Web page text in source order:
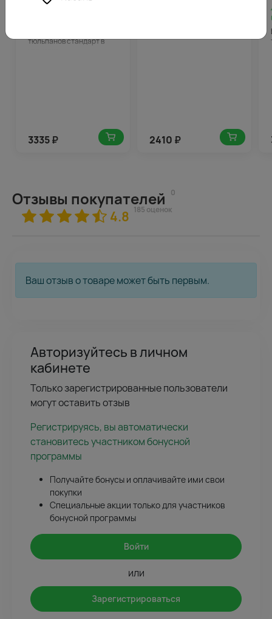
Доступен с
тюльпанов стандарт в
3335₽ 2410 ₽
Отзывы покупателей 0
4.8 185 оценок
Ваш отзыв о товаре может быть первым.
Авторизуйтесь в личном
кабинете
Только зарегистрированные пользователи
могут оставить отзыв
Регистрируясь, вы автоматически
становитесь участником бонусной
программы
Получайте бонусы и оплачивайте ими свои
покупки
Специальные акции только для участников
бонусной программы
Войти
или
Зарегистрироваться